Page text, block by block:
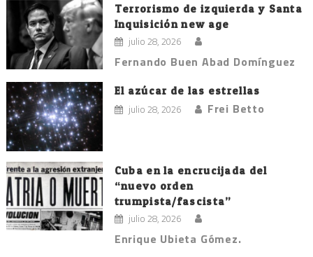
Terrorismo de izquierda y Santa
Inquisición new age
julio 28, 2026
Fernando Buen Abad Domínguez
El azúcar de las estrellas
julio 28, 2026 Frei Betto
Cuba en la encrucijada del
“nuevo orden
trumpista/fascista”
julio 28, 2026
Enrique Ubieta Gómez.